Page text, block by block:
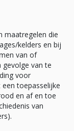
maatregelen die
kelders en bij
van of
van te
voor
toepasselijke
en af en toe
van